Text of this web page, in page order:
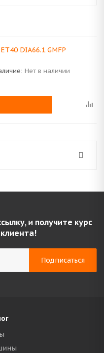
DIA66.1 GMFP
Нет в наличии
и получите курс